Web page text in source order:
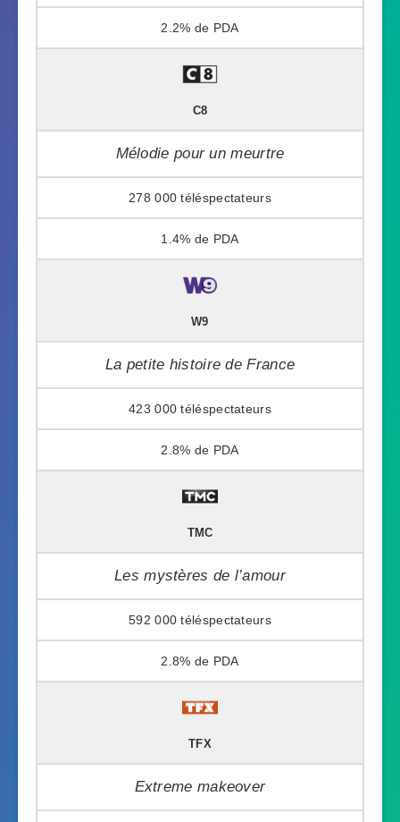
2.2%
C8
Mélodie pour un meurtre
278 000
1.4%
W9
La petite histoire de France
423 000
2.8%
TMC
Les mystères de l’amour
592 000
2.8%
TFX
Extreme makeover